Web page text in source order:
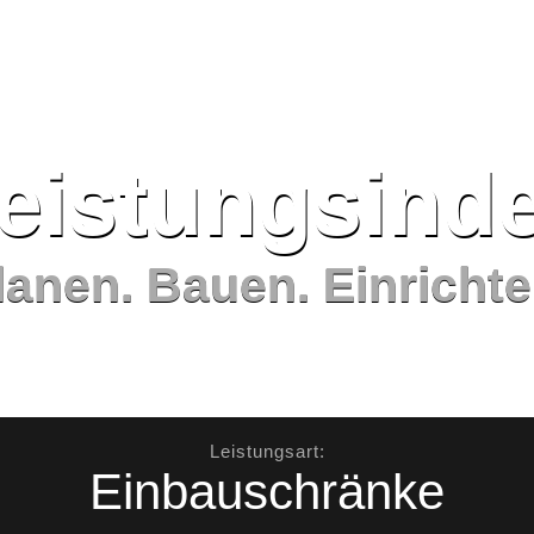
Bauen.
Leistungsart:
Einbauschränke